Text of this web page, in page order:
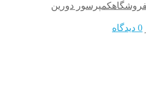
کمپرسور دورین
0 دیدگاه